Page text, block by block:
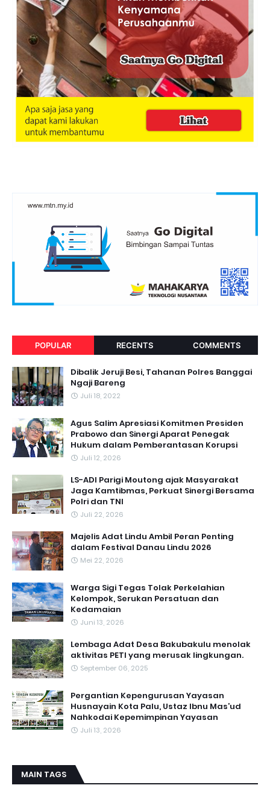
POPULAR RECENTS COMMENTS
Dibalik Jeruji Besi, Tahanan Polres Banggai
Ngaji Bareng
Juli 18, 2022
Agus Salim Apresiasi Komitmen Presiden
Prabowo dan Sinergi Aparat Penegak
Hukum dalam Pemberantasan Korupsi
Juli 12, 2026
LS-ADI Parigi Moutong ajak Masyarakat
Jaga Kamtibmas, Perkuat Sinergi Bersama
Polri dan TNI
Juli 22, 2026
Majelis Adat Lindu Ambil Peran Penting
dalam Festival Danau Lindu 2026
Mei 22, 2026
Warga Sigi Tegas Tolak Perkelahian
Kelompok, Serukan Persatuan dan
Kedamaian
Juni 13, 2026
Lembaga Adat Desa Bakubakulu menolak
aktivitas PETI yang merusak lingkungan.
September 06, 2025
Pergantian Kepengurusan Yayasan
Husnayain Kota Palu, Ustaz Ibnu Mas’ud
Nahkodai Kepemimpinan Yayasan
Juli 13, 2026
MAIN TAGS